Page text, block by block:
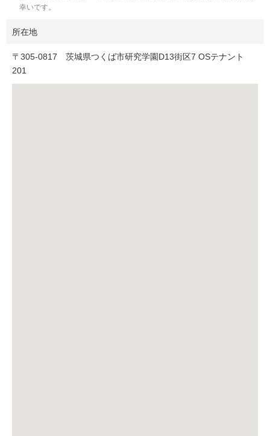
幸いです。
所在地
〒 305-0817 茨城県つくば市研究学園D13街区7 OSテナント
201